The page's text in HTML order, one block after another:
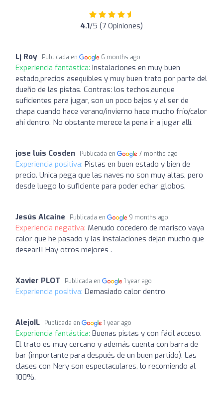
4.1/5 (7 Opiniones)
Lj Roy Publicada en 6 months ago
Experiencia fantástica: Instalaciones en muy buen
estado,precios asequibles y muy buen trato por parte del
dueño de las pistas. Contras: los techos,aunque
suficientes para jugar, son un poco bajos y al ser de
chapa cuando hace verano/invierno hace mucho frío/calor
ahí dentro. No obstante merece la pena ir a jugar allí.
jose luis Cosden Publicada en 7 months ago
Experiencia positiva: Pistas en buen estado y bien de
precio. Unica pega que las naves no son muy altas, pero
desde luego lo suficiente para poder echar globos.
Jesús Alcaine Publicada en 9 months ago
Experiencia negativa: Menudo cocedero de marisco vaya
calor que he pasado y las instalaciones dejan mucho que
desear!! Hay otros mejores .
Xavier PLOT Publicada en 1 year ago
Experiencia positiva: Demasiado calor dentro
AlejoIL Publicada en 1 year ago
Experiencia fantástica: Buenas pistas y con fácil acceso.
El trato es muy cercano y además cuenta con barra de
bar (importante para después de un buen partido). Las
clases con Nery son espectaculares, lo recomiendo al
100%.